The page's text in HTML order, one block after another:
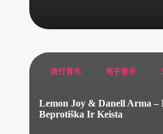
Posted
流行音乐 电子音乐
Lemon Joy & Danell Arma –
Beprotiška Ir Keista